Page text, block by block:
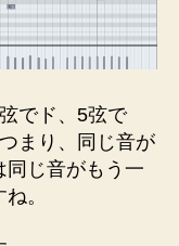
でド、5弦で
まり、同じ音が
同じ音がもう一
。